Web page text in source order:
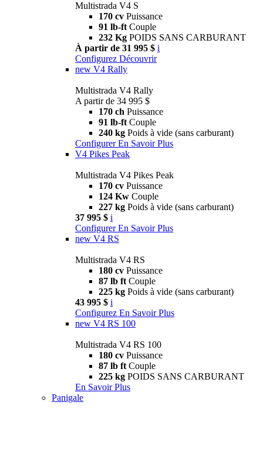
Multistrada V4 S
170 cv Puissance
91 lb-ft Couple
232 Kg POIDS SANS CARBURANT
À partir de 31 995 $ i
Configurez Découvrir
new V4 Rally
Multistrada V4 Rally
A partir de 34 995 $
170 ch Puissance
91 lb-ft Couple
240 kg Poids à vide (sans carburant)
Configurer En Savoir Plus
V4 Pikes Peak
Multistrada V4 Pikes Peak
170 cv Puissance
124 Kw Couple
227 kg Poids à vide (sans carburant)
37 995 $ i
Configurer En Savoir Plus
new V4 RS
Multistrada V4 RS
180 cv Puissance
87 lb ft Couple
225 kg Poids à vide (sans carburant)
43 995 $ i
Configurez En Savoir Plus
new V4 RS 100
Multistrada V4 RS 100
180 cv Puissance
87 lb ft Couple
225 kg POIDS SANS CARBURANT
En Savoir Plus
Panigale